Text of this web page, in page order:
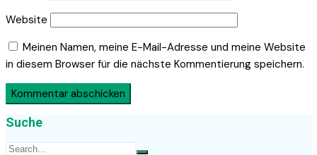
Website
Meinen Namen, meine E-Mail-Adresse und meine Website
in diesem Browser für die nächste Kommentierung speichern.
Suche